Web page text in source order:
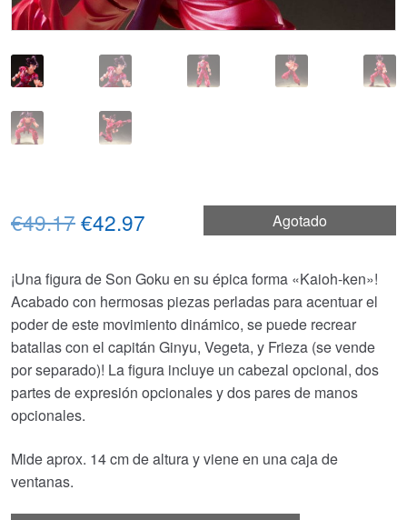
Agotado
€49.17El
original
era:
€49.17.
€42.97
actual
es:
€42.97.
¡Una figura de Son Goku en su épica forma «Kaioh-ken»!
Acabado con hermosas piezas perladas para acentuar el
poder de este movimiento dinámico, se puede recrear
batallas con el capitán Ginyu, Vegeta, y Frieza (se vende
por separado)! La figura incluye un cabezal opcional, dos
partes de expresión opcionales y dos pares de manos
opcionales.
Mide aprox. 14 cm de altura y viene en una caja de
ventanas.